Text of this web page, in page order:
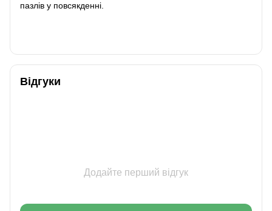
пазлів у повсякденні.
Відгуки
Додайте перший відгук